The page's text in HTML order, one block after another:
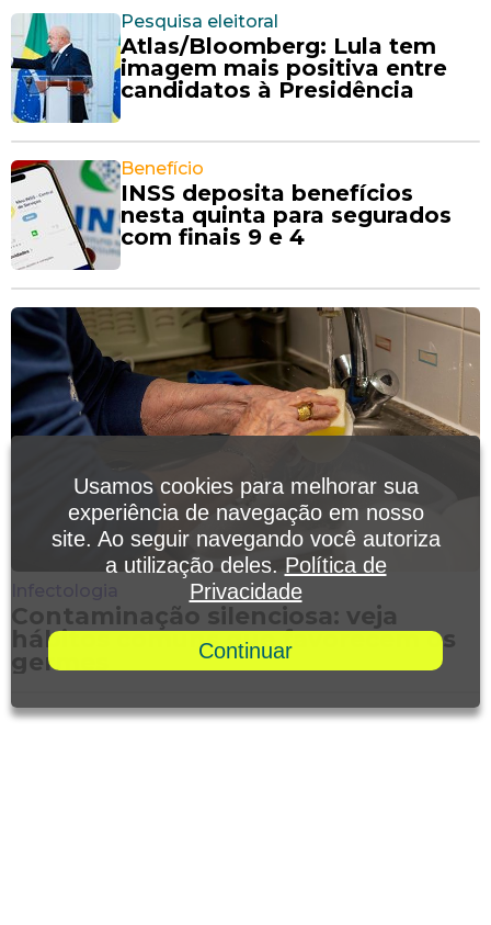
Pesquisa eleitoral
Atlas/Bloomberg: Lula tem
imagem mais positiva entre
candidatos à Presidência
Benefício
INSS deposita benefícios
nesta quinta para segurados
com finais 9 e 4
Contaminação silenciosa: veja
hábitos comuns que favorecem os
germes
Usamos cookies para melhorar sua
experiência de navegação em nosso
site. Ao seguir navegando você autoriza
a utilização deles. Política de
Privacidade
Continuar